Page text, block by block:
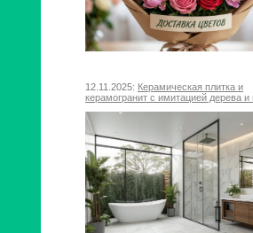
12.11.2025: Керамическая плитка и
керамогранит с имитацией дерева и